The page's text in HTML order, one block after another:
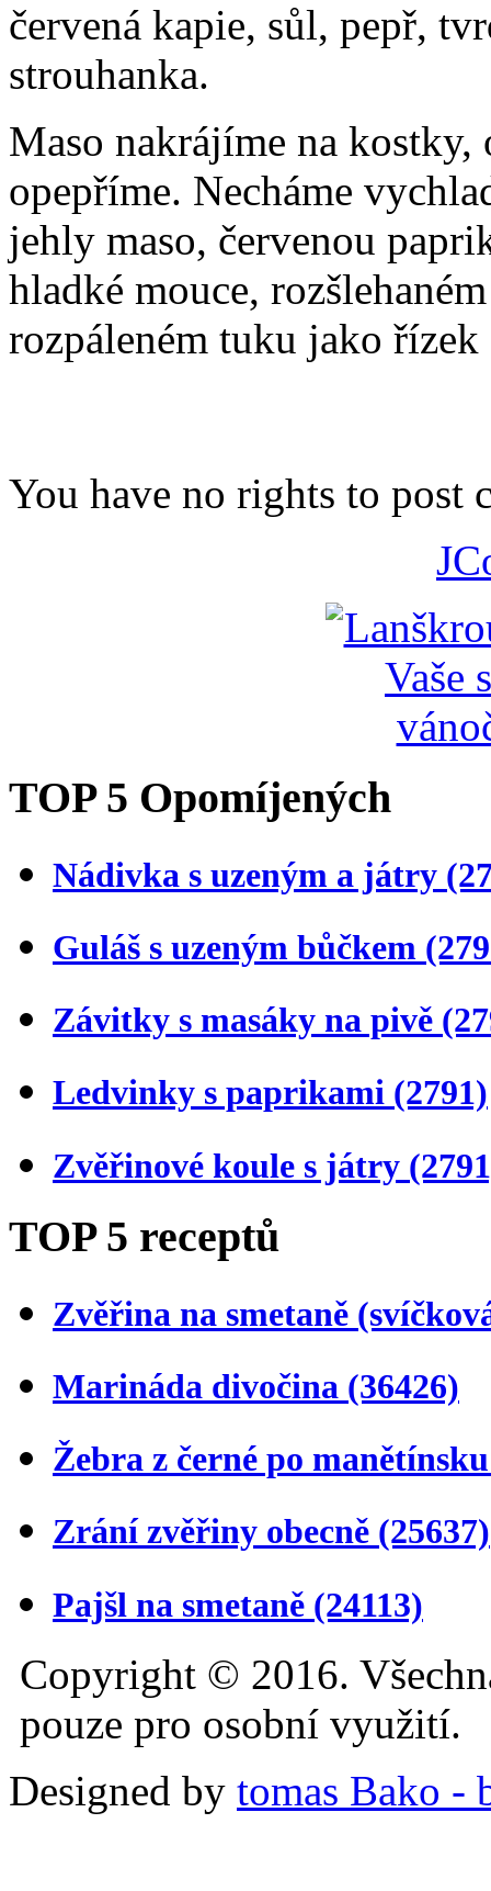
červená kapie, sůl, pepř,
strouhanka.
Maso nakrájíme na kostky,
opepříme. Necháme
jehly maso, červenou
hladké mouce,
rozpáleném tuku jako řízek
You have no rights to post
TOP 5 Opomíjených
Nádivka s uzeným a játry
Guláš s uzeným bůčkem
Závitky s masáky na pivě
Ledvinky s paprikami (2791)
Zvěřinové koule s játry
TOP 5 receptů
Zvěřina na smetaně
Marináda divočina (36426)
Žebra z černé po
Zrání zvěřiny obecně (25637)
Pajšl na smetaně (24113)
Copyright © 2016.
pouze pro osobní využití.
Designed by tomas Bako -